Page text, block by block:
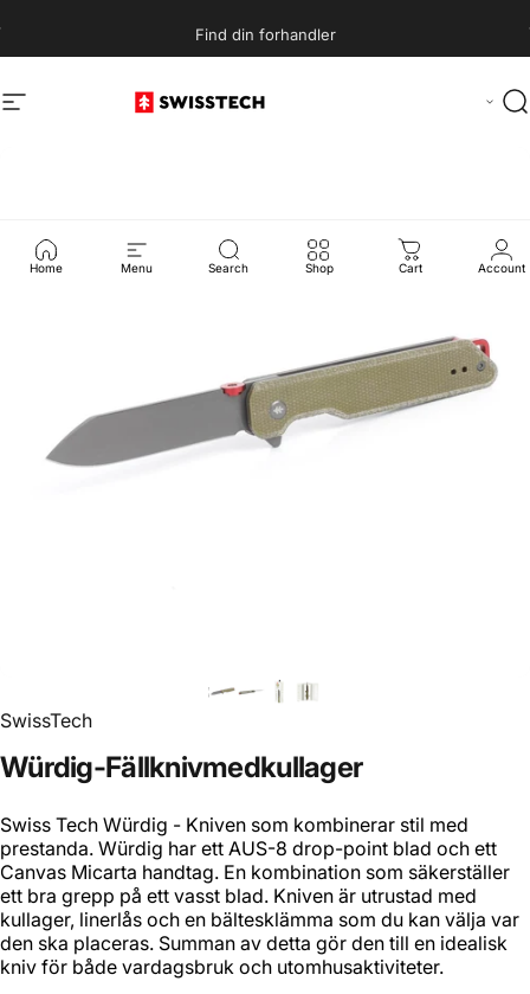
Find din forhandler
Navigering SwissTech
Home Menu Search Shop Cart Account
SwissTech
Würdig-Fällknivmedkullager
Swiss Tech Würdig - Kniven som kombinerar stil med
prestanda. Würdig har ett AUS-8 drop-point blad och ett
Canvas Micarta handtag. En kombination som säkerställer
ett bra grepp på ett vasst blad. Kniven är utrustad med
kullager, linerlås och en bältesklämma som du kan välja var
den ska placeras. Summan av detta gör den till en idealisk
kniv för både vardagsbruk och utomhusaktiviteter.